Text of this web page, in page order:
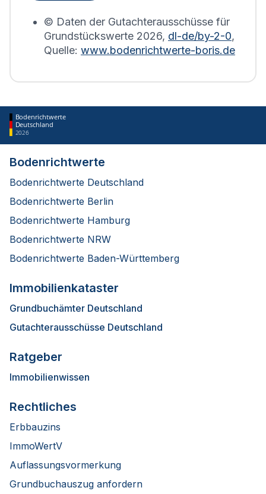
© Daten der Gutachterausschüsse für
Grundstückswerte 2026, dl-de/by-2-0,
Quelle: www.bodenrichtwerte-boris.de
Bodenrichtwerte
Deutschland
2026
Bodenrichtwerte
Bodenrichtwerte Deutschland
Bodenrichtwerte Berlin
Bodenrichtwerte Hamburg
Bodenrichtwerte NRW
Bodenrichtwerte Baden-Württemberg
Immobilienkataster
Grundbuchämter Deutschland
Gutachterausschüsse Deutschland
Ratgeber
Immobilienwissen
Rechtliches
Erbbauzins
ImmoWertV
Auflassungsvormerkung
Grundbuchauszug anfordern